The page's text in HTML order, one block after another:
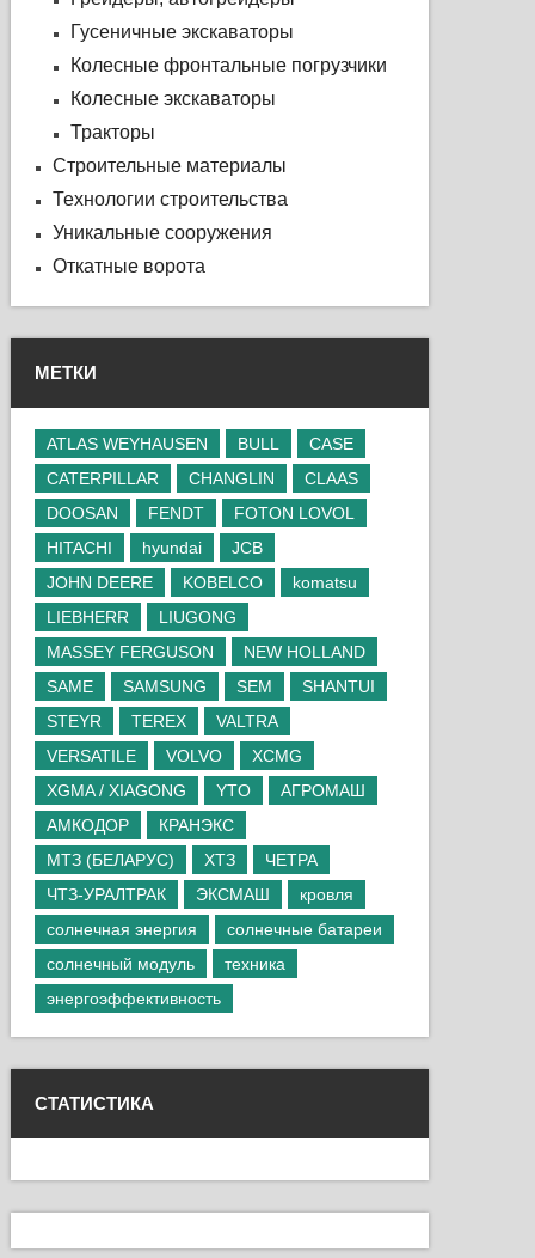
Гусеничные экскаваторы
Колесные фронтальные погрузчики
Колесные экскаваторы
Тракторы
Строительные материалы
Технологии строительства
Уникальные сооружения
Откатные ворота
МЕТКИ
ATLAS WEYHAUSEN BULL
CASE
CATERPILLAR
CHANGLIN
CLAAS
DOOSAN
FENDT
FOTON LOVOL
HITACHI
hyundai
JCB
JOHN DEERE
KOBELCO
komatsu
LIEBHERR
LIUGONG
MASSEY FERGUSON
NEW HOLLAND
SAME
SAMSUNG SEM
SHANTUI
STEYR
TEREX
VALTRA
VERSATILE
VOLVO
XCMG
XGMA / XIAGONG
YTO
АГРОМАШ
АМКОДОР
КРАНЭКС
МТЗ (БЕЛАРУС)
ХТЗ
ЧЕТРА
ЧТЗ-УРАЛТРАК
ЭКСМАШ
кровля
солнечная энергия
солнечные батареи
солнечный модуль
техника
энергоэффективность
СТАТИСТИКА